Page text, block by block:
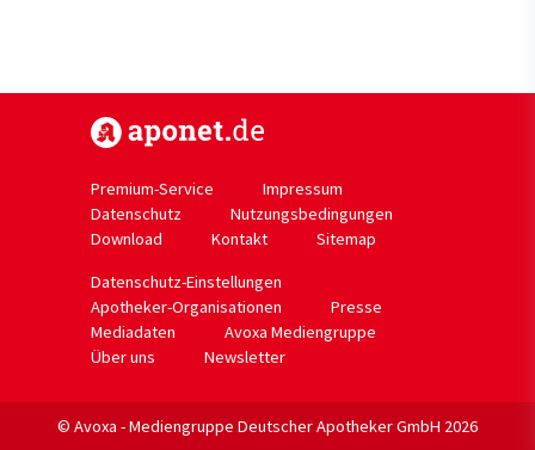
Premium-Service
Impressum
Datenschutz
Nutzungsbedingungen
Download
Kontakt
Sitemap
Datenschutz-Einstellungen
Apotheker-Organisationen
Presse
Mediadaten
Avoxa Mediengruppe
Über uns
Newsletter
© Avoxa - Mediengruppe Deutscher Apotheker GmbH 2026